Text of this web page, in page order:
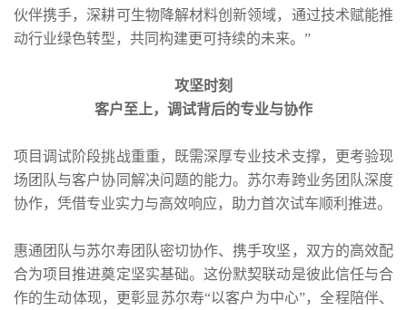
伙伴携手，深耕可生物降解材料创新领域，通过技术赋能推
动行业绿色转型，共同构建更可持续的未来。”
攻坚时刻
客户至上，调试背后的专业与协作
项目调试阶段挑战重重，既需深厚专业技术支撑，更考验现
场团队与客户协同解决问题的能力。苏尔寿跨业务团队深度
协作，凭借专业实力与高效响应，助力首次试车顺利推进。
惠通团队与苏尔寿团队密切协作、携手攻坚，双方的高效配
合为项目推进奠定坚实基础。这份默契联动是彼此信任与合
作的生动体现，更彰显苏尔寿“以客户为中心”，全程陪伴、